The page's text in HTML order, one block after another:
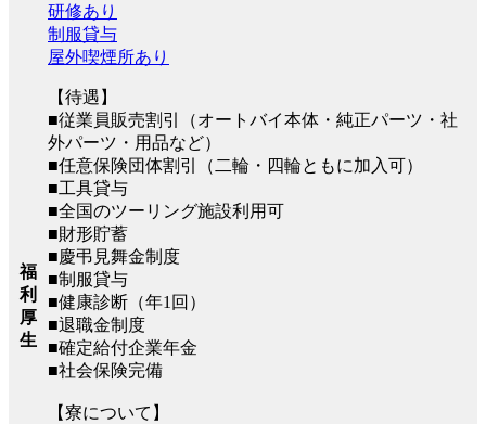
福
利
厚
生
研修あり
制服貸与
屋外喫煙所あり
【待遇】
■従業員販売割引（オートバイ本体・純正パーツ・社
外パーツ・用品など）
■任意保険団体割引（二輪・四輪ともに加入可）
■工具貸与
■全国のツーリング施設利用可
■財形貯蓄
■慶弔見舞金制度
■制服貸与
■健康診断（年1回）
■退職金制度
■確定給付企業年金
■社会保険完備
【寮について】